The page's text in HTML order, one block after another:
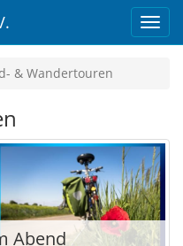
& Wandertouren
Abend